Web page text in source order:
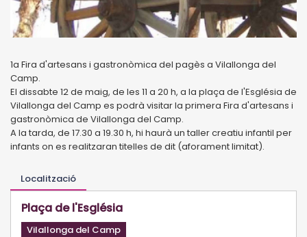
1a Fira d'artesans i gastronòmica del pagès a Vilallonga del
Camp.
El dissabte 12 de maig, de les 11 a 20 h, a la plaça de l'Església de
Vilallonga del Camp es podrà visitar la primera Fira d'artesans i
gastronòmica de Vilallonga del Camp.
A la tarda, de 17.30 a 19.30 h, hi haurà un taller creatiu infantil per
infants on es realitzaran titelles de dit (aforament limitat).
Localització
Plaça de l'Església
Vilallonga del Camp